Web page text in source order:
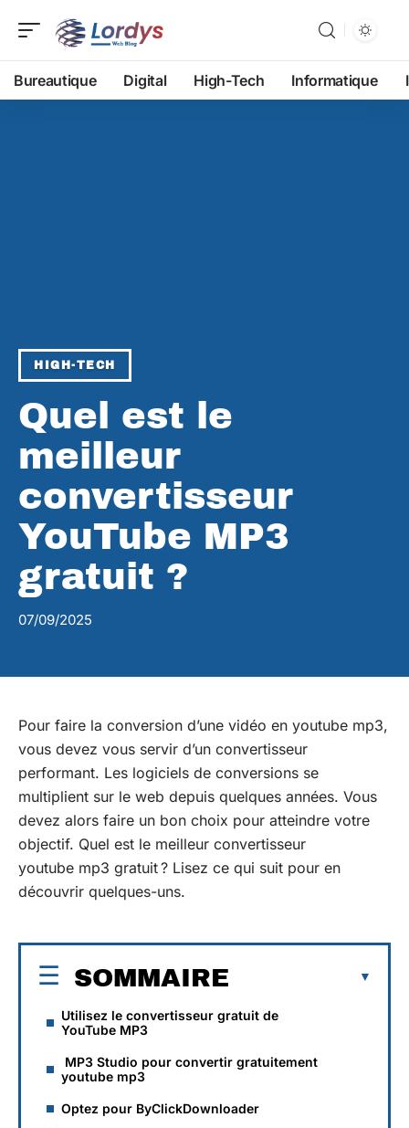
Bureautique Digital High-Tech Informatique
HIGH-TECH
Quel est le
meilleur
convertisseur
YouTube MP3
gratuit ?
07/09/2025
Pour faire la conversion d’une vidéo en youtube mp3,
vous devez vous servir d’un convertisseur
performant. Les logiciels de conversions se
multiplient sur le web depuis quelques années. Vous
devez alors faire un bon choix pour atteindre votre
objectif. Quel est le meilleur convertisseur
youtube mp3 gratuit ? Lisez ce qui suit pour en
découvrir quelques-uns.
SOMMAIRE
Utilisez le convertisseur gratuit de
YouTube MP3
MP3 Studio pour convertir gratuitement
youtube mp3
Optez pour ByClickDownloader